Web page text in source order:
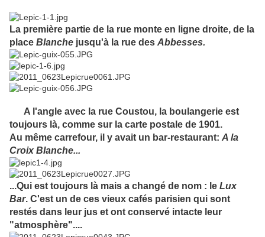
La première partie de la rue monte en ligne droite, de la
place Blanche jusqu'à la rue des Abbesses.
A l'angle avec la rue Coustou, la boulangerie est
toujours là, comme sur la carte postale de 1901.
Au même carrefour, il y avait un bar-restaurant: A la
Croix Blanche...
...Qui est toujours là mais a changé de nom : le Lux
Bar. C'est un de ces vieux cafés parisien qui sont
restés dans leur jus et ont conservé intacte leur
"atmosphère"....